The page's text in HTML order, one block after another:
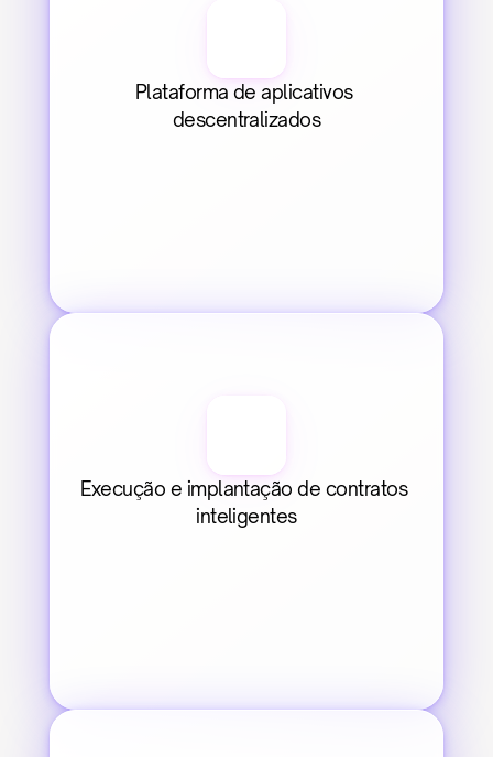
Plataforma de aplicativos
descentralizados
Execução e implantação de contratos
inteligentes